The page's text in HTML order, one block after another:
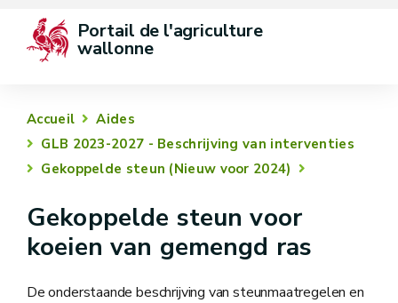
Portail de l'agriculture
wallonne
Accueil
Aides
GLB 2023-2027 - Beschrijving van interventies
Gekoppelde steun (Nieuw voor 2024)
Gekoppelde steun voor
koeien van gemengd ras
De onderstaande beschrijving van steunmaatregelen en